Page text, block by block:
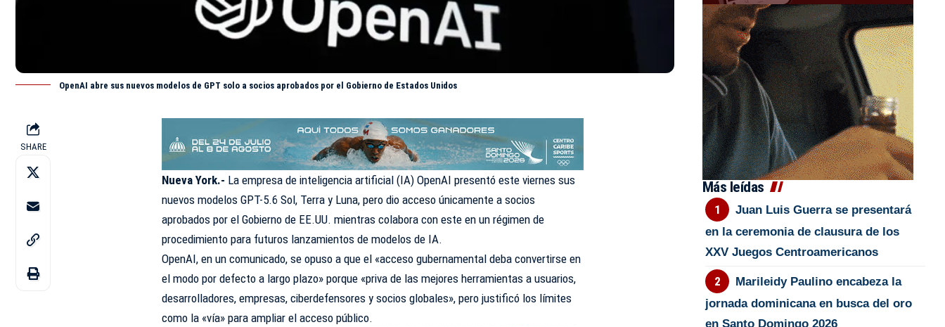
OpenAI abre sus nuevos modelos de GPT solo a socios aprobados por el Gobierno de Estados Unidos
SHARE
Nueva York.- La empresa de inteligencia artificial (IA)OpenAIpresentó este viernes sus
nuevos modelos GPT-5.6 Sol, Terra y Luna, pero dio acceso únicamente a socios
aprobados por el Gobierno de EE.UU. mientras colabora con este en un régimen de
procedimiento para futuros lanzamientos de modelos de IA.
OpenAI, en un comunicado, se opuso a que el «acceso gubernamental deba convertirse en
el modo por defecto a largo plazo» porque «priva de las mejores herramientas a usuarios,
desarrolladores, empresas, ciberdefensores y socios globales», pero justificó los límites
como la «vía» para ampliar el acceso público.
Más leídas
Juan Luis Guerra se presentará
en la ceremonia de clausura de los
XXV Juegos Centroamericanos
Marileidy Paulino encabeza la
jornada dominicana en busca del oro
en Santo Domingo 2026